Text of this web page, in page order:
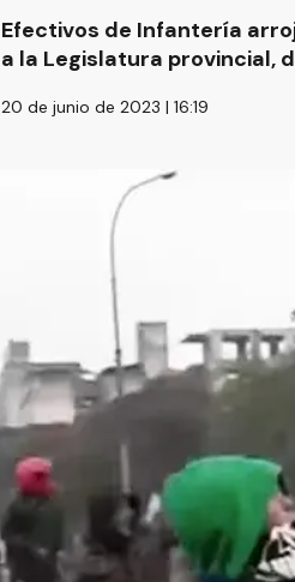
Efectivos de Infantería
a la Legislatura provincial,
20 de junio de 2023 | 16:19